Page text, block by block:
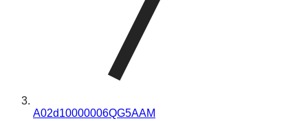
A02d10000006QG5AAM